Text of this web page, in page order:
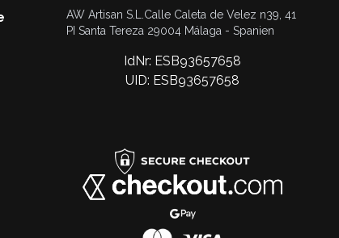
AW Artisan S.L.Calle Caleta de Velez n39, 41
PI Santa Tereza 29004 Málaga - Spanien
IdNr: ESB93657658
UID: ESB93657658